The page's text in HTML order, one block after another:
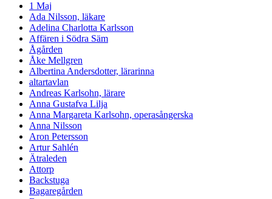
1 Maj
Ada Nilsson, läkare
Adelina Charlotta Karlsson
Affären i Södra Säm
Ågården
Åke Mellgren
Albertina Andersdotter, lärarinna
altartavlan
Andreas Karlsohn, lärare
Anna Gustafva Lilja
Anna Margareta Karlsohn, operasångerska
Anna Nilsson
Aron Petersson
Artur Sahlén
Ätraleden
Attorp
Backstuga
Bagaregården